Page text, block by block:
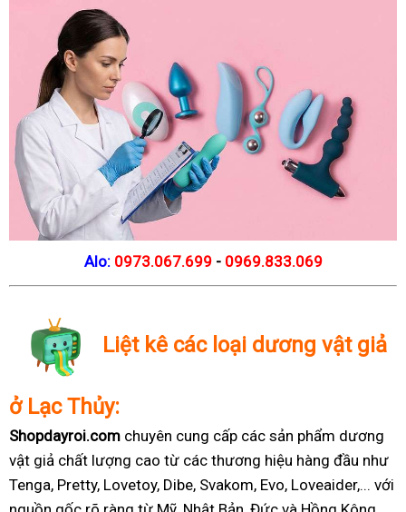
Alo: 0973.067.699 - 0969.833.069
Liệt kê các loại dương vật giả
ở Lạc Thủy:
Shopdayroi.com chuyên cung cấp các sản phẩm dương
vật giả chất lượng cao từ các thương hiệu hàng đầu như
Tenga, Pretty, Lovetoy, Dibe, Svakom, Evo, Loveaider,... với